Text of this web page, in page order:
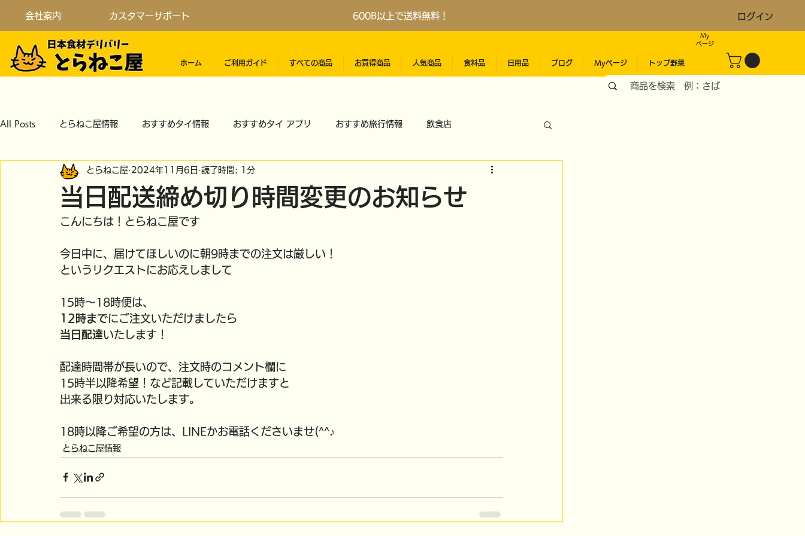
会社案内 カスタマーサポート 600B以上で送料無料！ ログイン
My
​ページ
ホーム ご利用ガイド すべての商品 お買得商品 人気商品 食料品 日用品 ブログ Myページ トップ野菜
All Posts とらねこ屋情報 おすすめタイ情報 おすすめタイ アプリ おすすめ旅行情報 飲食店
当日配送締め切り時間変更のお知らせ
とらねこ屋 2024年11月6日 読了時間: 1分
こんにちは！とらねこ屋です
今日中に、届けてほしいのに朝9時までの注文は厳しい！
というリクエストにお応えしまして
15時～18時便は、
12時までにご注文いただけましたら
当日配達いたします！
配達時間帯が長いので、注文時のコメント欄に
15時半以降希望！など記載していただけますと
出来る限り対応いたします。
18時以降ご希望の方は、LINEかお電話くださいませ(^^♪
とらねこ屋情報